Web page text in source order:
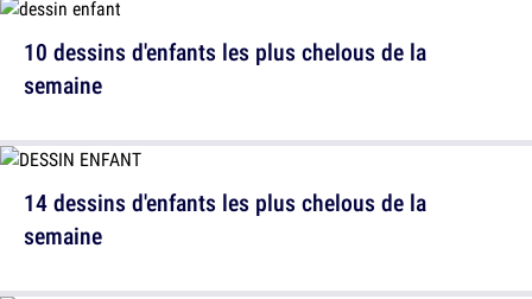
10 dessins d'enfants les plus chelous de la
semaine
14 dessins d'enfants les plus chelous de la
semaine